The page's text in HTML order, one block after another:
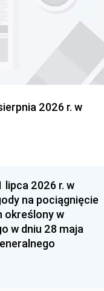
2026 r. w
lipca 2026 r. w
na pociągnięcie
określony w
w dniu 28 maja